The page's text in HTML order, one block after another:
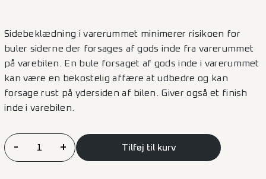
Sidebeklædning i varerummet minimerer risikoen for
buler siderne der forsages af gods inde fra varerummet
på varebilen. En bule forsaget af gods inde i varerummet
kan være en bekostelig affære at udbedre og kan
forsage rust på ydersiden af bilen. Giver også et finish
inde i varebilen.
Sidebeklædning
Boxer/Jumper/Ducato/Movano
- + Tilføj til kurv